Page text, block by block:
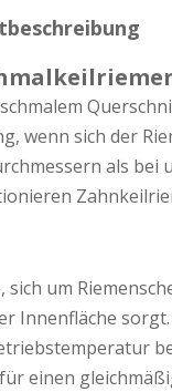
wenn sich der
als bei
um
Innenfläche
einen